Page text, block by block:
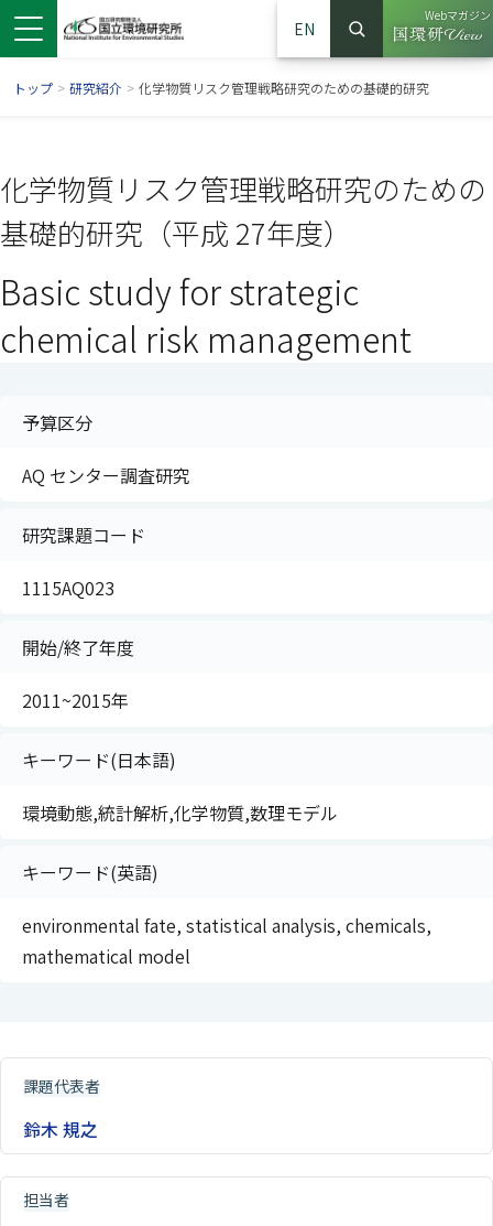
EN
サイト内検索
検索
Webマガジン
（別ウイ
トップ > 研究紹介 > 化学物質リスク管理戦略研究のための基礎的研究
化学物質リスク管理戦略研究のための
基礎的研究（平成 27年度）
Basic study for strategic
chemical risk management
予算区分
AQ センター調査研究
研究課題コード
1115AQ023
開始/終了年度
2011~2015年
キーワード(日本語)
環境動態,統計解析,化学物質,数理モデル
キーワード(英語)
environmental fate, statistical analysis, chemicals,
mathematical model
課題代表者
鈴木 規之
担当者